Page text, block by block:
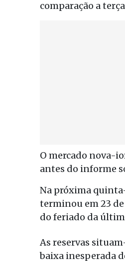
comparação a
O mercado nova-
antes do informe
Na próxima
terminou em 23
do feriado da
As reservas
baixa inesperada